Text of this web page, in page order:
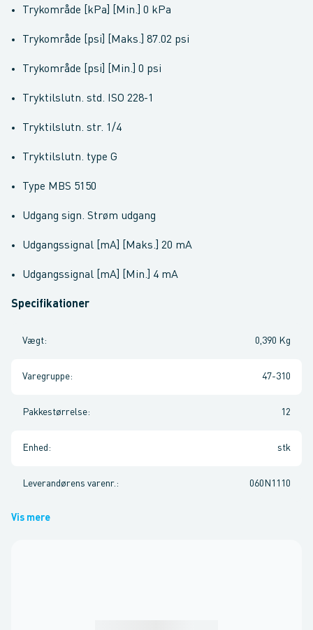
Trykområde [kPa] [Min.] 0 kPa
Trykområde [psi] [Maks.] 87.02 psi
Trykområde [psi] [Min.] 0 psi
Tryktilslutn. std. ISO 228-1
Tryktilslutn. str. 1/4
Tryktilslutn. type G
Type MBS 5150
Udgang sign. Strøm udgang
Udgangssignal [mA] [Maks.] 20 mA
Udgangssignal [mA] [Min.] 4 mA
Specifikationer
Vægt: 0,390 Kg
Varegruppe: 47-310
Pakkestørrelse: 12
Enhed : stk
Leverandørens varenr. : 060N1110
Vis mere